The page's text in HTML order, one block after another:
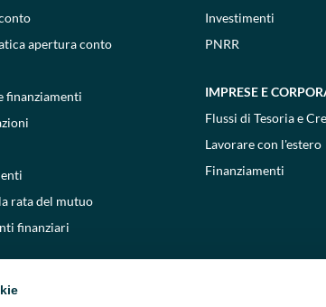
apertura conto
finanziamenti
rata del mutuo
finanziari
Investimenti
PNRR
IMPRESE E
Flussi di Tesoria e
Lavorare con l'estero
Finanziamenti